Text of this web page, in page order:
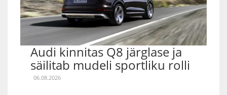
Audi kinnitas Q8 järglase ja
säilitab mudeli sportliku rolli
06.08.2026